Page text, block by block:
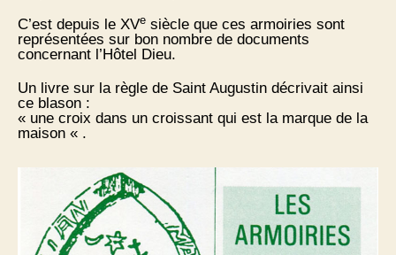
C’est depuis le XVe siècle que ces armoiries sont
représentées sur bon nombre de documents
concernant l’Hôtel Dieu.
Un livre sur la règle de Saint Augustin décrivait ainsi
ce blason :
« une croix dans un croissant qui est la marque de la
maison « .